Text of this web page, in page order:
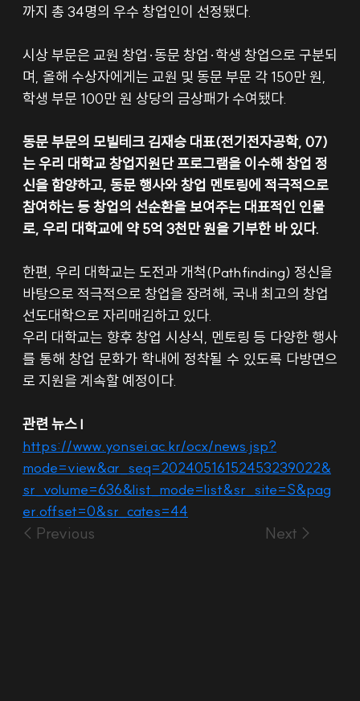
까지 총 34명의 우수 창업인이 선정됐다.
시상 부문은 교원 창업·동문 창업·학생 창업으로 구분되
며, 올해 수상자에게는 교원 및 동문 부문 각 150만 원,
학생 부문 100만 원 상당의 금상패가 수여됐다.
동문 부문의 모빌테크 김재승 대표(전기전자공학, 07)
는 우리 대학교 창업지원단 프로그램을 이수해 창업 정
신을 함양하고, 동문 행사와 창업 멘토링에 적극적으로
참여하는 등 창업의 선순환을 보여주는 대표적인 인물
로, 우리 대학교에 약 5억 3천만 원을 기부한 바 있다.
한편, 우리 대학교는 도전과 개척(Pathfinding) 정신을
바탕으로 적극적으로 창업을 장려해, 국내 최고의 창업
선도대학으로 자리매김하고 있다.
우리 대학교는 향후 창업 시상식, 멘토링 등 다양한 행사
를 통해 창업 문화가 학내에 정착될 수 있도록 다방면으
로 지원을 계속할 예정이다.
관련 뉴스 l
https://www.yonsei.ac.kr/ocx/news.jsp?
mode=view&ar_seq=20240516152453239022&
sr_volume=636&list_mode=list&sr_site=S&pag
er.offset=0&sr_cates=44
< Previous Next >